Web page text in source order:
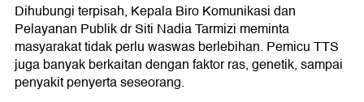
Dihubungi terpisah, Kepala Biro Komunikasi dan
Pelayanan Publik dr Siti Nadia Tarmizi meminta
masyarakat tidak perlu waswas berlebihan. Pemicu TTS
juga banyak berkaitan dengan faktor ras, genetik, sampai
penyakit penyerta seseorang.